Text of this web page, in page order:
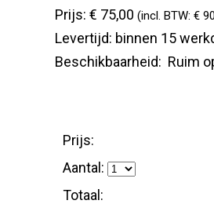
Prijs: € 75,00 (incl. BTW: €
Levertijd: binnen 15
Beschikbaarheid: Ruim
Prijs:
Aantal:
Totaal: